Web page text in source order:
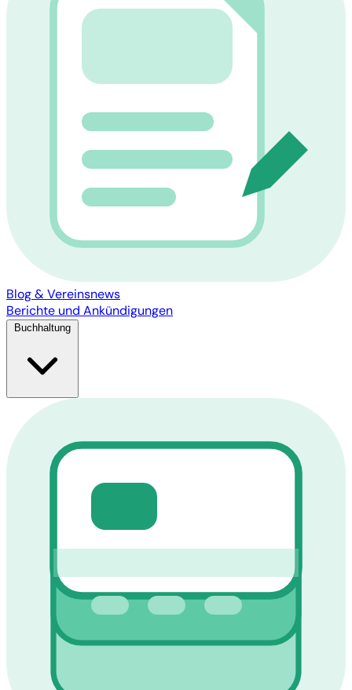
Blog & Vereinsnews
Berichte und Ankündigungen
Buchhaltung